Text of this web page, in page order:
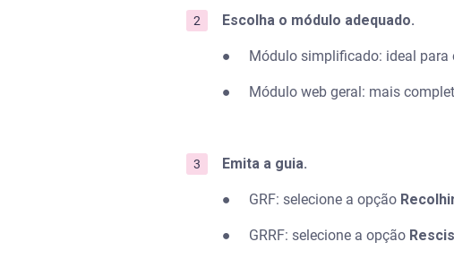
Escolha o módulo adequado.
● Módulo simplificado: ideal para
● Módulo web geral: mais
Emita a guia.
● GRF: selecione a opção
● GRRF: selecione a opção